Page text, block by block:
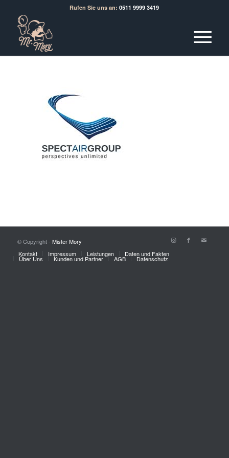
Rufen Sie uns an: 0511 9999 3419
© Copyright - Mister Mory
Kontakt
Impressum Leistungen Daten und Fakten
Über Uns Kunden und Partner AGB Datenschutz